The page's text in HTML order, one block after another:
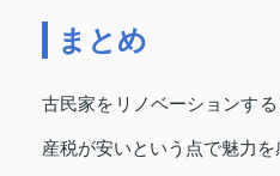
まとめ
古民家をリノベーションす
産税が安いという点で魅力を